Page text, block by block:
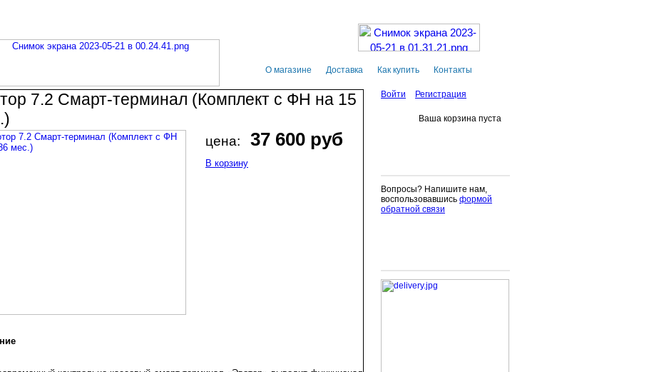
О магазине Доставка Как купить Контакты
Войти Регистрация
Ваша корзина пуста
Вопросы? Напишите нам,
воспользовавшись формой
обратной связи
7.2 Смарт-терминал (Комплект с ФН на 15
цена: 37 600 руб
В корзину